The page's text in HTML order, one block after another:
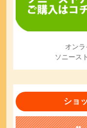
オン
ソニース
ショ